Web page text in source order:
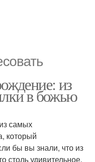
из
в божью
самых
который
бы вы знали, что из
столь удивительное,